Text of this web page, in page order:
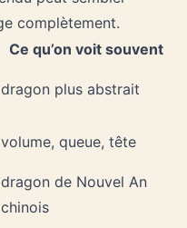
complètement.
Ce qu’on voit souvent
dragon plus abstrait
volume, queue, tête
dragon de Nouvel An
chinois